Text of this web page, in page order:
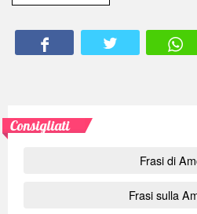
Consigliati
Frasi di
Frasi sulla